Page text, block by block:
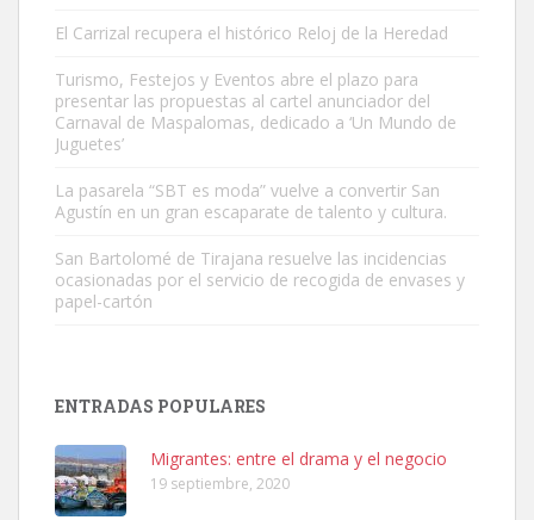
Gato manso encontrado
Este gato macho ha aparecido en la calle hace menos de un mes,
es muy manso y extremadamente cari...
Leales.org » Gran Canaria
El Carrizal recupera el histórico Reloj de la Heredad
Turismo, Festejos y Eventos abre el plazo para
presentar las propuestas al cartel anunciador del
Carnaval de Maspalomas, dedicado a ‘Un Mundo de
Juguetes’
La pasarela “SBT es moda” vuelve a convertir San
Agustín en un gran escaparate de talento y cultura.
San Bartolomé de Tirajana resuelve las incidencias
ocasionadas por el servicio de recogida de envases y
papel-cartón
ENTRADAS POPULARES
Migrantes: entre el drama y el negocio
19 septiembre, 2020